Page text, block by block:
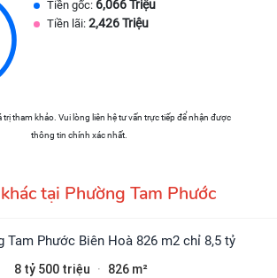
Tiền gốc: 6,066 Triệu
Tiền lãi: 2,426 Triệu
trị tham khảo. Vui lòng liên hệ tư vấn trực tiếp để nhận được
thông tin chính xác nhất.
tại Phường Tam Phước
Tam Phước Biên Hoà 826 m2 chỉ 8,5 tỷ
8 tỷ 500 triệu · 826 m²